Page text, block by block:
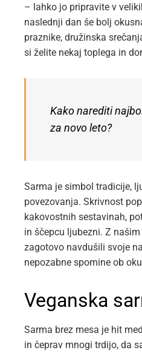
– lahko jo pripravite v
naslednji dan še bolj
praznike, družinska
si želite nekaj toplega in
Kako narediti
za novo leto?
Sarma je simbol tradicije,
povezovanja. Skrivnost
kakovostnih sestavinah,
in ščepcu ljubezni. Z
zagotovo navdušili svoje
nepozabne spomine ob
Veganska
Sarma brez mesa je hit
in čeprav mnogi trdijo, da